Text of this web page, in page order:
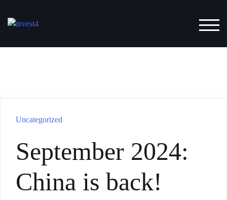
Inhalt
Uncategorized
September 2024:
China is back!